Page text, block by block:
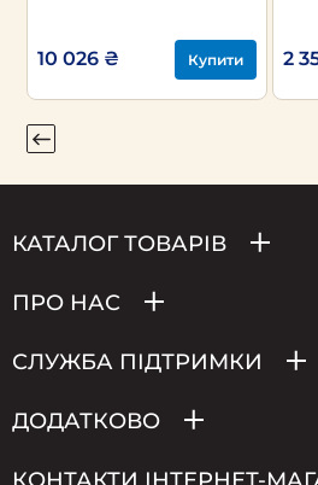
10 026 ₴ Купити 2
КАТАЛОГ ТОВАРІВ
ПРО НАС
СЛУЖБА ПІДТРИМКИ
ДОДАТКОВО
КОНТАКТИ ІНТЕРНЕТ-